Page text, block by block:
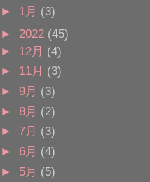
► 1月 (3)
► 2022 (45)
► 12月 (4)
► 11月 (3)
► 9月 (3)
► 8月 (2)
► 7月 (3)
► 6月 (4)
► 5月 (5)